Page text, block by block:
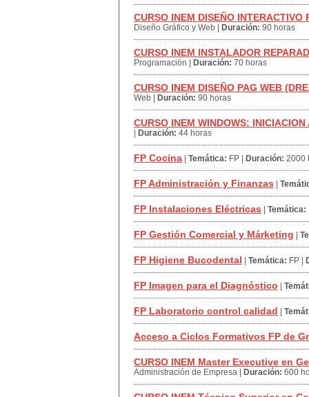
CURSO INEM DISEÑO
Diseño Gráfico y Web Duración: 90 horas
CURSO INEM INSTALADOR
Programación Duración: 70 horas
CURSO INEM DISEÑO PAG WEB
Web Duración: 90 horas
CURSO INEM WINDOWS:
Duración: 44 horas
FP Cocina Temática: FP Duración: 2000
FP Administración y Finanzas
FP Instalaciones Eléctricas Temática:
FP Gestión Comercial y Márketing
FP Higiene Bucodental Temática: FP
FP Imagen para el Diagnóstico
FP Laboratorio control calidad
Acceso a Ciclos Formativos FP de
CURSO INEM Master Executive en
Administración de Empresa Duración: 600